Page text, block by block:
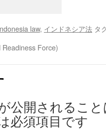
law, インドネシア法 タ
Force)
公開されるこ
必須項目です